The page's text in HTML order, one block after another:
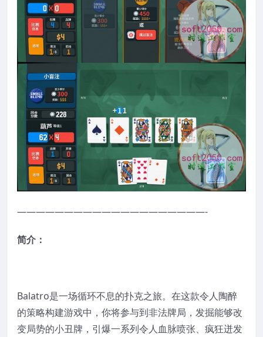
————————————————————-
简介：
Balatro是一场循环不息的扑克之旅。在这款令人陶醉
的策略构建游戏中，你将参与到非法牌局，发掘能够改
变局势的小丑牌，引爆一系列令人血脉喷张、疯狂迸发